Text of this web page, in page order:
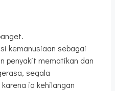
kemanusiaan sebagai
penyakit mematikan dan
segala
ia kehilangan